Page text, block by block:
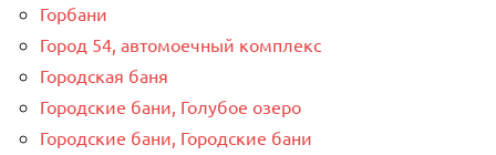
Горбани
Город 54, автомоечный комплекс
Городская баня
Городские бани, Голубое озеро
Городские бани, Городские бани